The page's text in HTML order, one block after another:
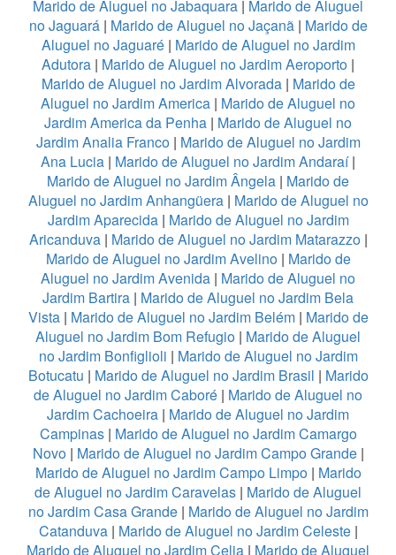
Marido de Aluguel no Jabaquara | Marido de Aluguel
no Jaguará| Marido de Aluguel no Jaçanã| Marido de
Aluguel no Jaguaré| Marido de Aluguel no Jardim
Adutora | Marido de Aluguel no Jardim Aeroporto |
Marido de Aluguel no Jardim Alvorada| Marido de
Aluguel no Jardim America | Marido de Aluguel no
Jardim America da Penha | Marido de Aluguel no
Jardim Analia Franco| Marido de Aluguel no Jardim
Ana Lucia | Marido de Aluguel no Jardim Andaraí|
Marido de Aluguel no Jardim Ângela | Marido de
Aluguel no Jardim Anhangüera| Marido de Aluguel no
Jardim Aparecida| Marido de Aluguel no Jardim
Aricanduva| Marido de Aluguel no Jardim Matarazzo|
Marido de Aluguel no Jardim Avelino| Marido de
Aluguel no Jardim Avenida | Marido de Aluguel no
Jardim Bartira | Marido de Aluguel no Jardim Bela
Vista| Marido de Aluguel no Jardim Belém| Marido de
Aluguel no Jardim Bom Refugio | Marido de Aluguel
no Jardim Bonfiglioli | Marido de Aluguel no Jardim
Botucatu | Marido de Aluguel no Jardim Brasil | Marido
de Aluguel no Jardim Caboré | Marido de Aluguel no
Jardim Cachoeira | Marido de Aluguel no Jardim
Campinas| Marido de Aluguel no Jardim Camargo
Novo| Marido de Aluguel no Jardim Campo Grande|
Marido de Aluguel no Jardim Campo Limpo| Marido
de Aluguel no Jardim Caravelas | Marido de Aluguel
no Jardim Casa Grande| Marido de Aluguel no Jardim
Catanduva| Marido de Aluguel no Jardim Celeste|
Marido de Aluguel no Jardim Celia | Marido de Aluguel